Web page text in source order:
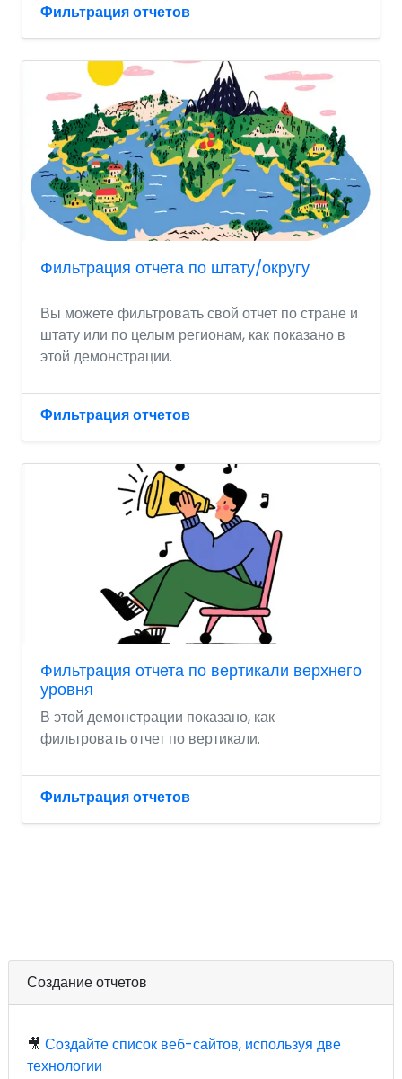
Фильтрация отчетов
Фильтрация отчета по штату/округу
Вы можете фильтровать свой отчет по стране и
штату или по целым регионам, как показано в
этой демонстрации.
Фильтрация отчетов
Фильтрация отчета по вертикали верхнего
уровня
В этой демонстрации показано, как
фильтровать отчет по вертикали.
Фильтрация отчетов
Создание отчетов
🎥 Создайте список веб-сайтов, используя две
технологии